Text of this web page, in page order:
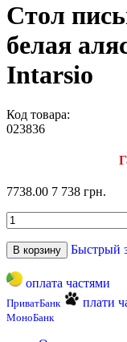
Стол
белая
Intarsio
Код товара:
023836
7738.00 7 738 грн.
В корзину Быстрый
оплата частями
ПриватБанк плати
МоноБанк